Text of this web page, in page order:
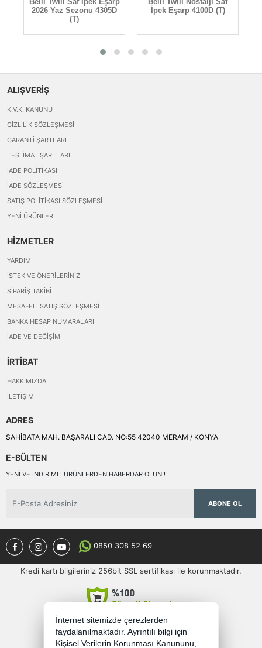
2026 Yaz Sezonu 4305D
(T)
İpek Eşarp 4100D (T)
ALIŞVERİŞ
K.V.K. KANUNU
GIZLILIK SÖZLEŞMESI
GARANTI ŞARTLARI
TESLIMAT ŞARTLARI
İADE POLITIKASI
İADE SÖZLEŞMESI
SATIŞ POLITIKASI SÖZLEŞMESI
YENI ÜRÜNLER
HİZMETLER
YARDIM
İSTEK VE ÖNERILERINIZ
SIPARIŞ TAKIBI
MESAFELI SATIŞ SÖZLEŞMESI
BANKA HESAP NUMARALARI
İADE VE DEĞIŞIM
İRTİBAT
HAKKIMIZDA
İLETIŞIM
ADRES
SAHİBATA MAH. BAŞARALI CAD. NO:55 42040 MERAM / KONYA
E-BÜLTEN
YENI VE INDIRIMLI ÜRÜNLERDEN HABERDAR OLUN !
ABONE OL
0850 308 52 69
Kredi kartı bilgileriniz 256bit SSL sertifikası ile korunmaktadır.
İnternet sitemizde çerezlerden
faydalanılmaktadır. Ayrıntılı bilgi için
Kişisel Verilerin Korunması Kanununu,